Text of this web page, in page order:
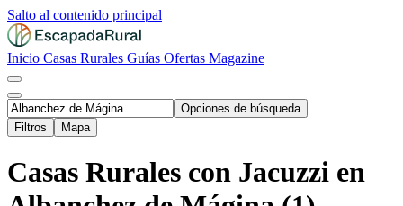
Salto al contenido principal
Inicio Casas Rurales Guías Ofertas Magazine
Opciones de búsqueda
Filtros
Mapa
Casas Rurales con Jacuzzi en